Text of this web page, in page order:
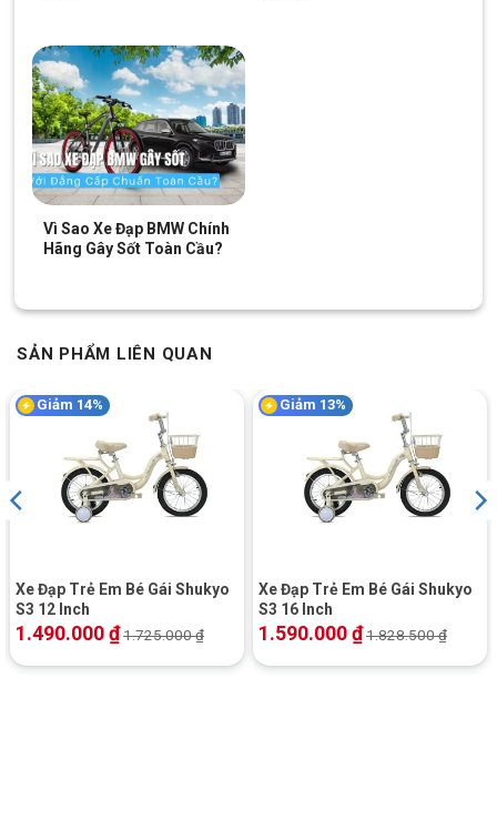
Xe Đạp Bé TraiShukyo K2 16 Inch tạo ra một trải nghiệm đạp
xe an toàn và thú vị cho các bé yêu. Một trong những bộ phận
đáng chú ý nhất là sự kết hợp của săm bơm hơi và lốp cao su.
Săm bơm hơi giúp xe dễ dàng thích ứng với các loại địa hình,
trong khi lốp cao su cung cấp độ bám tốt, giúp xe di chuyển ổn
định trên mọi bề mặt. Sự kết hợp này đảm bảo hiệu suất tối ưu
và độ an toàn cao khi di chuyển, giúp các bé có thể thỏa sức
vui chơi mà không cần lo lắng.
SĂM BƠM HƠI VÀ LỐP CAO SU, ĐẢM BẢO AN TOÀN VÀ
Vì Sao Xe Đạp BMW Chính
Hãng Gây Sốt Toàn Cầu?
SẢN PHẨM LIÊN QUAN
Giảm 14%
Xe Đạp Trẻ Em Bé Gái Shukyo
S3 12 Inch
1.490.000₫1.725.000₫
Giảm 13%
Xe Đạp Trẻ Em Bé Gái Shukyo
S3 16 Inch
1.590.000₫1.828.500₫